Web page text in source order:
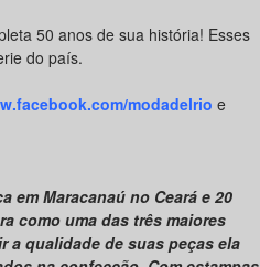
50 anos de sua história! Esses
do país.
modadelrio e
em Maracanaú no Ceará e 20
como uma das três maiores
a qualidade de suas peças ela